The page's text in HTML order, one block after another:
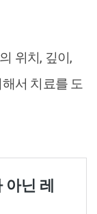
위치, 깊이,
서 치료를 도